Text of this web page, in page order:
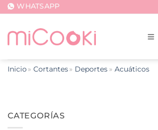
Saltar
contenido
WHATSAPP
Inicio Cortantes Deportes Acuáticos
CATEGORÍAS